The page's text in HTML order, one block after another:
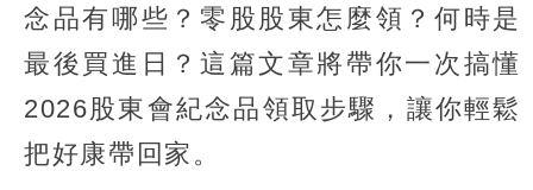
念品有哪些？零股股東怎麼領？何時是
最後買進日？這篇文章將帶你一次搞懂
2026股東會紀念品領取步驟，讓你輕鬆
把好康帶回家。